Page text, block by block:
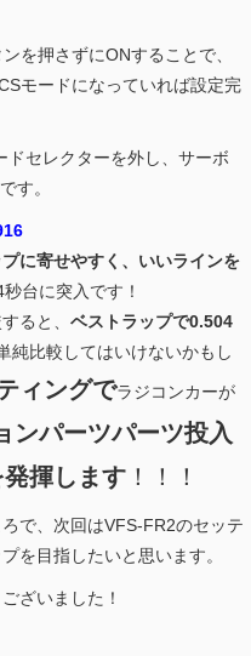
を押さずにONすることで、
モードになっていれば設定完
セレクターを外し、サーボ
す。
に寄せやすく、いいラインを
台に突入です！
ると、 ベストラップで0.504
純比較してはいけないかもし
ィングでラジコンカーが
ンパーツパーツ投入
揮します ！！！
で、次回はVFS-FR2のセッテ
を目指したいと思います。
ざいました！